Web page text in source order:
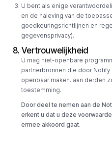
U bent als enige
en de naleving van de
goedkeuringsrichtlijnen en
gegevensprivacy).
8. Vertrouwelijkheid
U mag niet-openbare
partnerbronnen die door
openbaar maken. aan derden
toestemming.
Door deel te nemen aan de
erkent u dat u deze
ermee akkoord gaat.